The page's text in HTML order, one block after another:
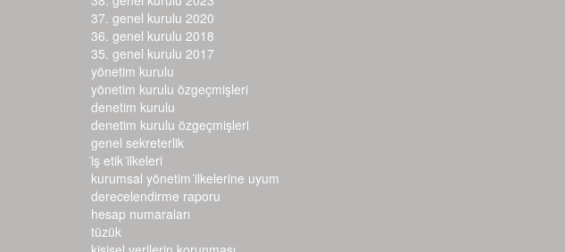
37. genel kurulu 2020
36. genel kurulu 2018
35. genel kurulu 2017
yönetim kurulu
yönetim kurulu özgeçmişleri
denetim kurulu
denetim kurulu özgeçmişleri
genel sekreterlik
i̇ş etik i̇lkeleri
kurumsal yönetim i̇lkelerine uyum d
erecelendirme raporu
hesap numaraları
tüzük